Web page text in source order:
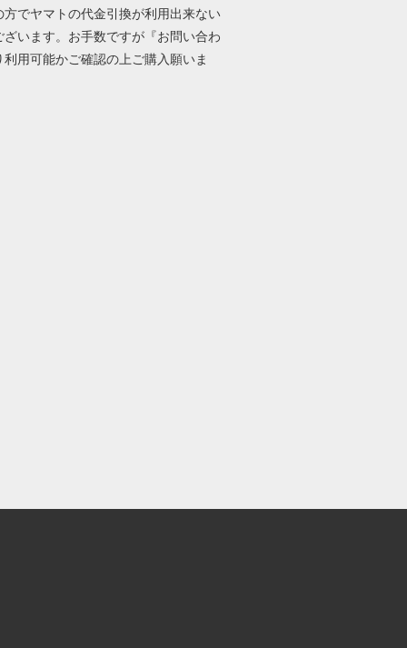
方でヤマトの代金引換が利用出来ない
ざいます。お手数ですが『お問い合わ
利用可能かご確認の上ご購入願いま